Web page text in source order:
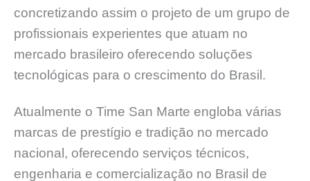
concretizando assim o projeto de um grupo de
profissionais experientes que atuam no
mercado brasileiro oferecendo soluções
tecnológicas para o crescimento do Brasil.
Atualmente o Time San Marte engloba várias
marcas de prestígio e tradição no mercado
nacional, oferecendo serviços técnicos,
engenharia e comercialização no Brasil de